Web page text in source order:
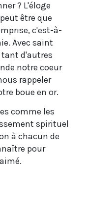
? L'éloge
être que
c'est-à-
Avec saint
tant d'autres
notre coeur
rappeler
boue en or.
comme les
spirituel
à chacun de
pour